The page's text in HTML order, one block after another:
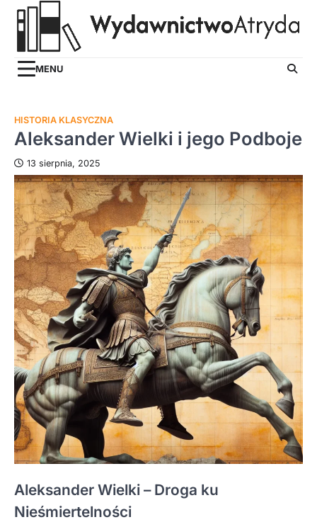
Skip
MENU
HISTORIA KLASYCZNA
Aleksander Wielki i jego Podboje
13 sierpnia, 2025
Aleksander Wielki – Droga ku
Nieśmiertelności